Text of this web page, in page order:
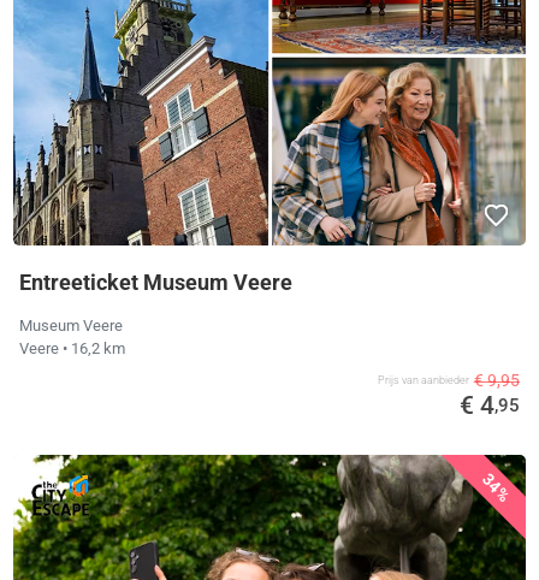
Entreeticket Museum Veere
Museum Veere
Veere • 16,2 km
Prijs van aanbieder € 9,95
€ 4,95
34%